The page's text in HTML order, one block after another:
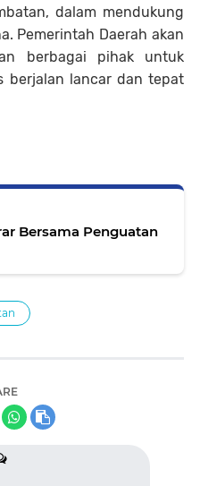
dalam mendukung
Pemerintah Daerah akan
berbagai pihak untuk
berjalan lancar dan tepat
Bersama Penguatan